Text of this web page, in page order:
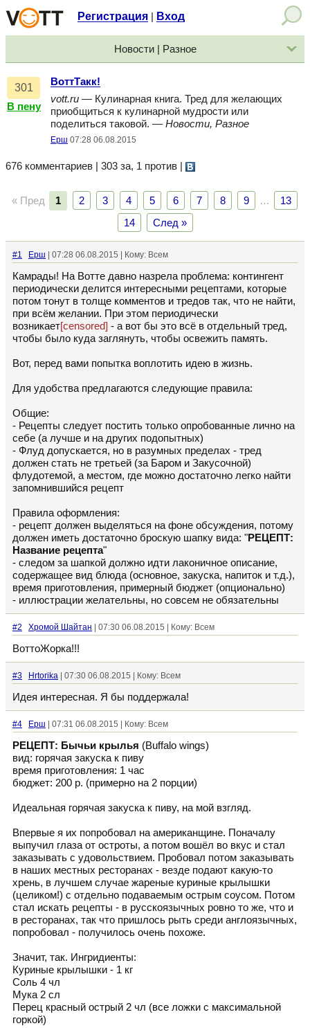
Регистрация Вход
Новости | Разное
301
В пену
ВоттТакк!
vott.ru — Кулинарная книга. Тред для желающих
приобщиться к кулинарной мудрости или
поделиться таковой. — Новости, Разное
Ерш 07:28 06.08.2015
676 комментариев | 303 за, 1 против
« Пред 1 2 3 4 5 6 7 8 9 …
13
14
След »
#1 Ерш | 07:28 06.08.2015 | Кому: Всем
Камрады! На Вотте давно назрела проблема: контингент
периодически делится интересными рецептами, которые
потом тонут в толще комментов и тредов так, что не найти,
при всём желании. При этом периодически
возникает[censored] - а вот бы это всё в отдельный тред,
чтобы было куда заглянуть, чтобы освежить память.
Вот, перед вами попытка воплотить идею в жизнь.
Для удобства предлагаются следующие правила:
Общие:
- Рецепты следует постить только опробованные лично на
себе (а лучше и на других подопытных)
- Флуд допускается, но в разумных пределах - тред
должен стать не третьей (за Баром и Закусочной)
флудотемой, а местом, где можно достаточно легко найти
запомнившийся рецепт
Правила оформления:
- рецепт должен выделяться на фоне обсуждения, потому
должен иметь достаточно броскую шапку вида: "РЕЦЕПТ:
Название рецепта"
- следом за шапкой должно идти лаконичное описание,
содержащее вид блюда (основное, закуска, напиток и т.д.),
время приготовления, примерный бюджет (опционально)
- иллюстрации желательны, но совсем не обязательны
#2 Хромой Шайтан | 07:30 06.08.2015 | Кому: Всем
ВоттоЖорка!!!
#3 Hrtorika | 07:30 06.08.2015 | Кому: Всем
Идея интересная. Я бы поддержала!
#4 Ерш | 07:31 06.08.2015 | Кому: Всем
РЕЦЕПТ: Бычьи крылья (Buffalo wings)
вид: горячая закуска к пиву
время приготовления: 1 час
бюджет: 200 р. (примерно на 2 порции)
Идеальная горячая закуска к пиву, на мой взгляд.
Впервые я их попробовал на американщине. Поначалу
выпучил глаза от остроты, а потом вошёл во вкус и стал
заказывать с удовольствием. Пробовал потом заказывать
в наших местных ресторанах - везде подают какую-то
хрень, в лучшем случае жареные куриные крылышки
(целиком!) с отдельно подаваемым острым соусом. Потом
стал искать рецепты - в русскоязычных ровно то же, что и
в ресторанах, так что пришлось рыть среди англоязычных,
попробовал - получилось очень похоже.
Значит, так. Ингридиенты:
Куриные крылышки - 1 кг
Соль 4 чл
Мука 2 сл
Перец красный острый 2 чл (все ложки с максимальной
горкой)